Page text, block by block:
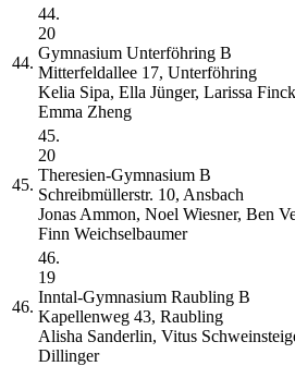
44.
44.
20
Gymnasium Unterföhring B
Mitterfeldallee 17, Unterföhring
Kelia Sipa, Ella Jünger, Larissa
Emma Zheng
45.
45.
20
Theresien-Gymnasium B
Schreibmüllerstr. 10, Ansbach
Jonas Ammon, Noel Wiesner, Ben
Finn Weichselbaumer
46.
46.
19
Inntal-Gymnasium Raubling B
Kapellenweg 43, Raubling
Alisha Sanderlin, Vitus
Dillinger